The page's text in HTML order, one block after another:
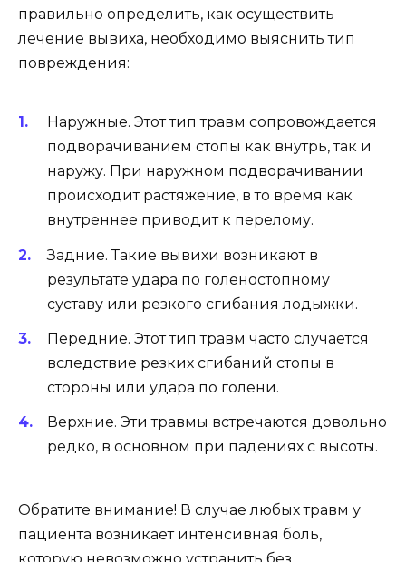
правильно определить, как осуществить
лечение вывиха, необходимо выяснить тип
повреждения:
Наружные. Этот тип травм сопровождается
подворачиванием стопы как внутрь, так и
наружу. При наружном подворачивании
происходит растяжение, в то время как
внутреннее приводит к перелому.
Задние. Такие вывихи возникают в
результате удара по голеностопному
суставу или резкого сгибания лодыжки.
Передние. Этот тип травм часто случается
вследствие резких сгибаний стопы в
стороны или удара по голени.
Верхние. Эти травмы встречаются довольно
редко, в основном при падениях с высоты.
Обратите внимание! В случае любых травм у
пациента возникает интенсивная боль,